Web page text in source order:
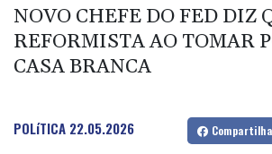
NOVO CHEFE DO FED DIZ
REFORMISTA AO TOMAR
CASA BRANCA
POLíTICA 22.05.2026